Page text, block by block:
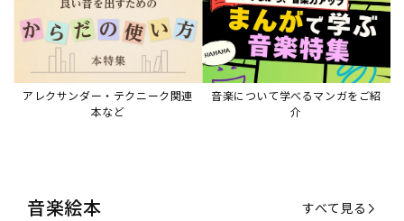
アレクサンダー・テクニーク関連
本など
音楽について学べるマンガをご紹
介
音楽絵本 すべて見る